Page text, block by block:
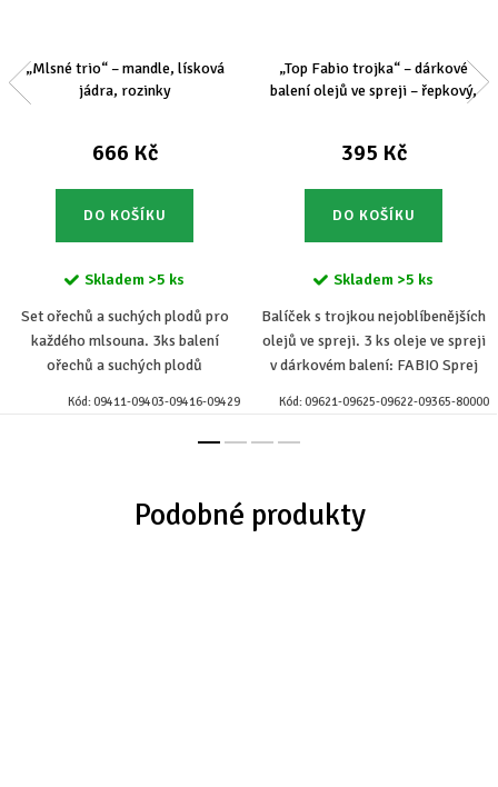
„Mlsné trio“ – mandle, lísková
jádra, rozinky
666 Kč
DO KOŠÍKU
Skladem >5 ks
Set ořechů a suchých plodů pro
každého mlsouna. 3ks balení
ořechů a suchých plodů
500g Obrázek dárkového...
Kód:09411-09403-09416-09429
„Top Fabio trojka“ – dárkové
balení olejů ve spreji – řepkový,
395 Kč
DO KOŠÍKU
Skladem >5 ks
Balíček s trojkou nejoblíbenějších
olejů ve spreji. 3 ks oleje ve spreji
v dárkovém balení: FABIO Sprej
Kód:09621-09625-09622-09365-80000